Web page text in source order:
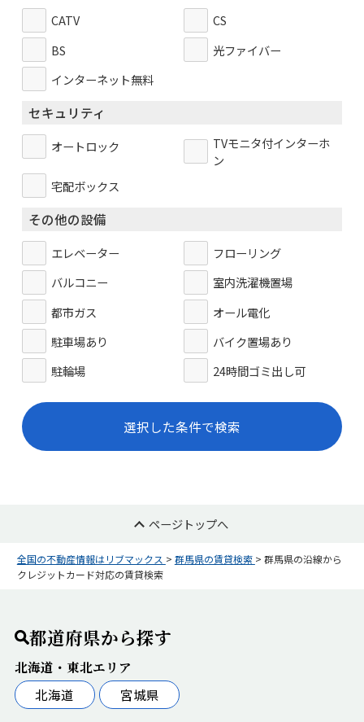
CATV
CS
BS
光ファイバー
インターネット無料
セキュリティ
オートロック
TVモニタ付インターホ
ン
宅配ボックス
その他の設備
エレベーター
フローリング
バルコニー
室内洗濯機置場
都市ガス
オール電化
駐車場あり
バイク置場あり
駐輪場
24時間ゴミ出し可
選択した条件で検索
ページトップへ
全国の不動産情報はリブマックス > 群馬県の賃貸検索 > 群馬県の沿線から
クレジットカード対応の賃貸検索
都道府県から探す
北海道・東北エリア
北海道
宮城県